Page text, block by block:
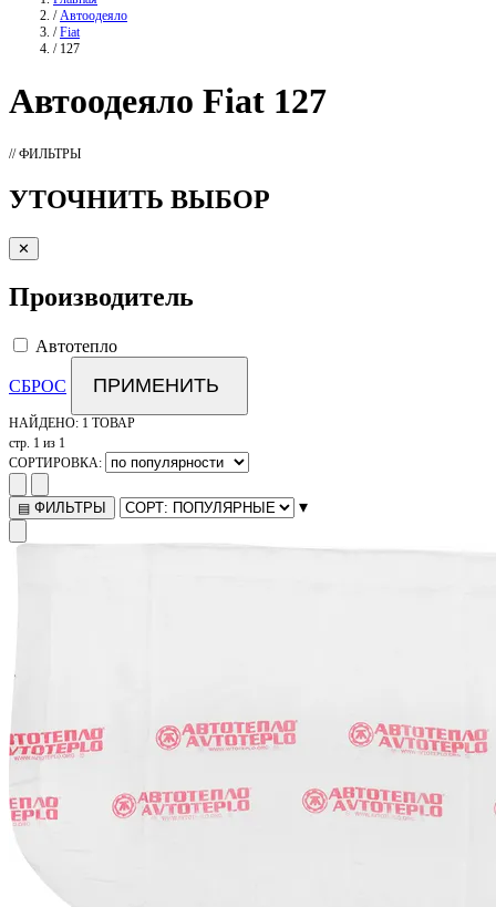
/ Автоодеяло
/ Fiat
/ 127
Автоодеяло Fiat 127
// ФИЛЬТРЫ
УТОЧНИТЬ ВЫБОР
✕
Производитель
Автотепло
СБРОС ПРИМЕНИТЬ
НАЙДЕНО: 1 ТОВАР
стр. 1 из 1
СОРТИРОВКА:
▤ ФИЛЬТРЫ ▾